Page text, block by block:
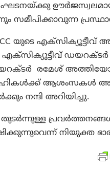
സമീപിക്കാവുന്ന
യുടെ എക്സിക്യൂട്ടീവ്
രമേശ്
ആശംസകൾ
നന്ദി അറിയിച്ചു.
നിയുക്ത